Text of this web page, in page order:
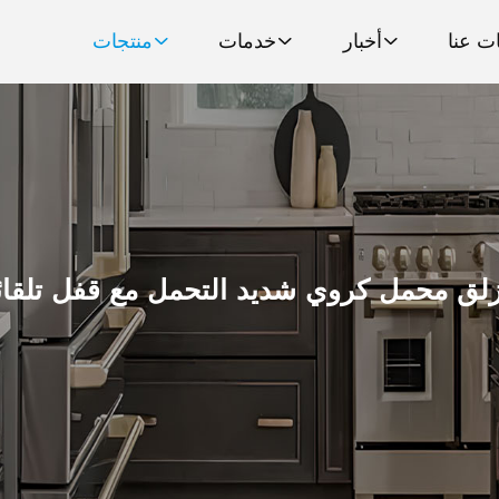
منتجات خدمات أخبار عنا
محمل كروي شديد التحمل مع قفل